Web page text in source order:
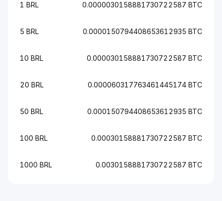
1 BRL 0.0000030158881730722587 BTC
5 BRL 0.0000150794408653612935 BTC
10 BRL 0.000030158881730722587 BTC
20 BRL 0.000060317763461445174 BTC
50 BRL 0.000150794408653612935 BTC
100 BRL 0.00030158881730722587 BTC
1000 BRL 0.0030158881730722587 BTC